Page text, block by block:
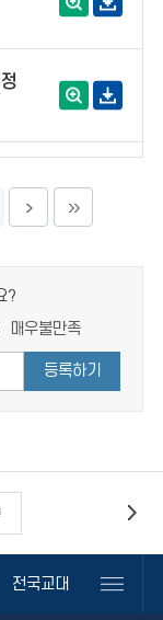
?
매우불만족
등록하기
전국교대